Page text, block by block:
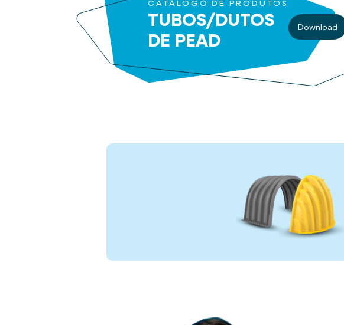
CATÁLOGO DE PRODUTOS
TUBOS/DUTOS
DE PEAD
Download